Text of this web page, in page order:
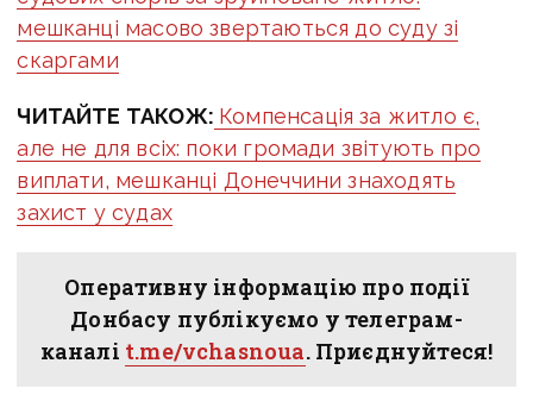
мешканці масово звертаються до суду зі
скаргами
ЧИТАЙТЕ ТАКОЖ: Компенсація за житло є,
але не для всіх: поки громади звітують про
виплати, мешканці Донеччини знаходять
захист у судах
Оперативну інформацію про події
Донбасу публікуємо у телеграм-
каналі t.me/vchasnoua. Приєднуйтеся!